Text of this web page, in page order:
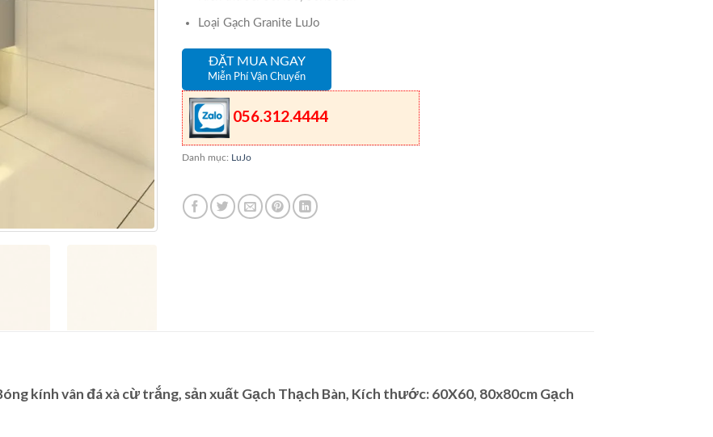
Loại Gạch Granite LuJo
ĐẶT MUA NGAY
Miễn Phí Vận Chuyển
056.312.4444
Danh mục: LuJo
kính vân đá xà cừ trắng, sản xuất Gạch Thạch Bàn, Kích thước: 60X60, 80x80cm Gạch